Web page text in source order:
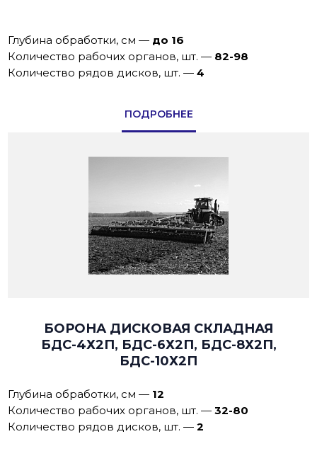
Глубина обработки, см — до 16
Количество рабочих органов, шт.— 82-98
Количество рядов дисков, шт.—4
ПОДРОБНЕЕ
БОРОНА ДИСКОВАЯ СКЛАДНАЯ
БДС-4Х2П, БДС-6Х2П, БДС-8Х2П,
БДС-10Х2П
Глубина обработки, см — 12
Количество рабочих органов, шт.—32-80
Количество рядов дисков, шт. —2